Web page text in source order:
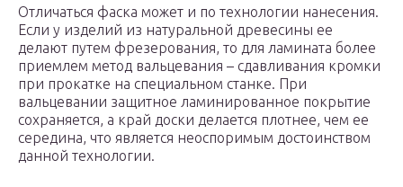
Отличаться фаска может и по технологии нанесения.
Если у изделий из натуральной древесины ее
делают путем фрезерования, то для ламината более
приемлем метод вальцевания – сдавливания кромки
при прокатке на специальном станке. При
вальцевании защитное ламинированное покрытие
сохраняется, а край доски делается плотнее, чем ее
середина, что является неоспоримым достоинством
данной технологии.